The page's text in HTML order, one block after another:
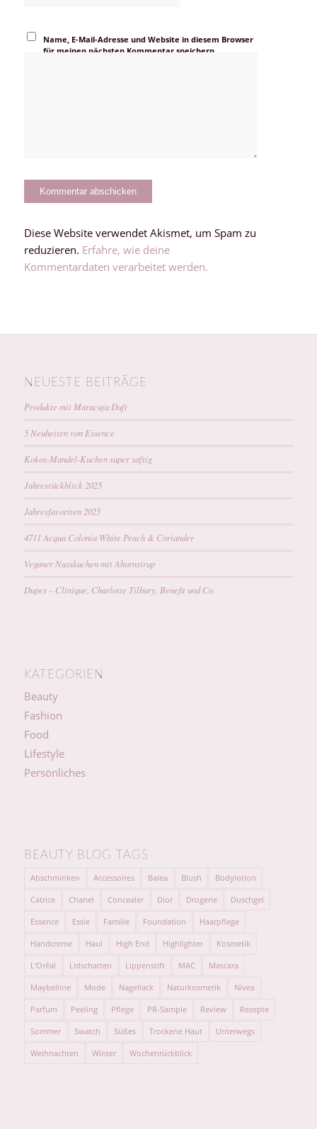
Name, E-Mail-Adresse und Website in diesem Browser
für meinen nächsten Kommentar speichern.
Diese Website verwendet Akismet, um Spam zu
reduzieren. Erfahre, wie deine
Kommentardaten verarbeitet werden.
NEUESTE BEITRÄGE
Produkte mit Maracuja Duft
5 Neuheiten von Essence
Kokos-Mandel-Kuchen super saftig
Jahresrückblick 2025
Jahresfavoriten 2025
4711 Acqua Colonia White Peach & Coriander
Veganer Nusskuchen mit Ahornsirup
Dupes – Clinique, Charlotte Tilbury, Benefit und Co.
KATEGORIEN
Beauty
Fashion
Food
Lifestyle
Persönliches
BEAUTY BLOG TAGS
Abschminken Accessoires Balea Blush Bodylotion
Catrice Chanel Concealer Dior Drogerie Duschgel
Essence Essie Familie Foundation Haarpflege
Handcreme Haul High End Highlighter Kosmetik
L'Oréal Lidschatten Lippenstift MAC Mascara
Maybelline Mode Nagellack Naturkosmetik Nivea
Parfum Peeling Pflege PR-Sample Review Rezepte
Sommer Swatch Süßes Trockene Haut Unterwegs
Weihnachten Winter Wochenrückblick